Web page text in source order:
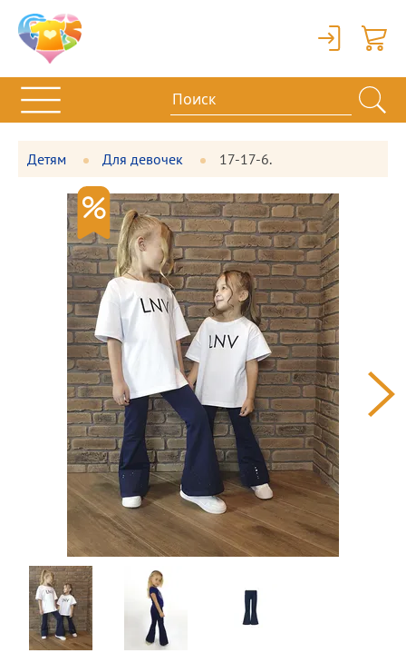
Вход
Детям Для девочек 17-17-6.
Фотографии
товара
Большая
фотография
фотографий